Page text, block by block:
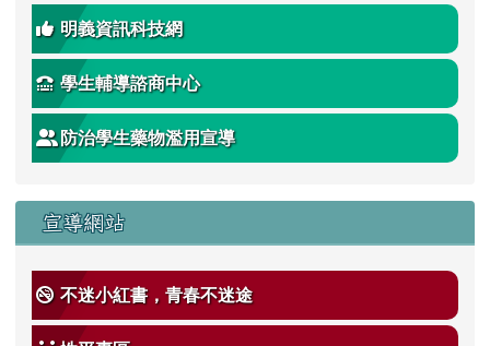
明義資訊科技網
學生輔導諮商中心
防治學生藥物濫用宣導
宣導網站
不迷小紅書，青春不迷途